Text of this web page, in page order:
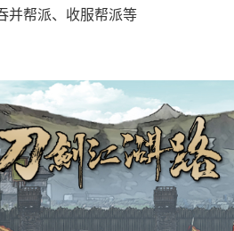
并帮派、收服帮派等